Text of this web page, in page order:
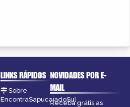
LINKS RÁPIDOS
Sobre
EncontraSapucaiadoSul
NOVIDADES POR E-
MAIL
Receba grátis as